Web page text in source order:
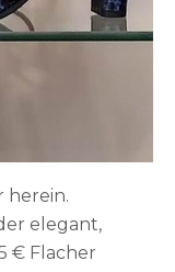
herein.
elegant,
€ Flacher